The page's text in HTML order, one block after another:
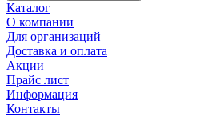
Каталог
О компании
Для организаций
Доставка и оплата
Акции
Прайс лист
Информация
Контакты